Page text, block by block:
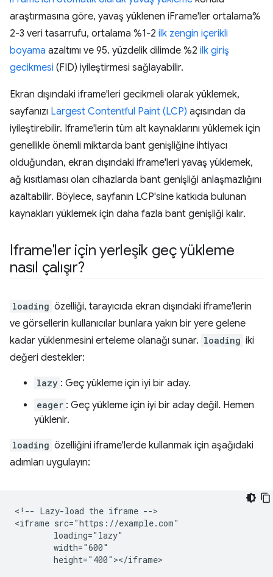
araştırmasına göre, yavaş yüklenen iFrame'ler ortalama%
2-3 veri tasarrufu, ortalama %1-2 ilk zengin içerikli
boyama azaltımı ve 95. yüzdelik dilimde %2 ilk giriş
gecikmesi (FID) iyileştirmesi sağlayabilir.
Ekran dışındaki iframe'leri gecikmeli olarak yüklemek,
sayfanızı Largest Contentful Paint (LCP) açısından da
iyileştirebilir. Iframe'lerin tüm alt kaynaklarını yüklemek için
genellikle önemli miktarda bant genişliğine ihtiyacı
olduğundan, ekran dışındaki iframe'leri yavaş yüklemek,
ağ kısıtlaması olan cihazlarda bant genişliği anlaşmazlığını
azaltabilir. Böylece, sayfanın LCP'sine katkıda bulunan
kaynakları yüklemek için daha fazla bant genişliği kalır.
Iframe'ler için yerleşik geç yükleme
nasıl çalışır?
loading özelliği, tarayıcıda ekran dışındaki iframe'lerin
ve görsellerin kullanıcılar bunlara yakın bir yere gelene
kadar yüklenmesini erteleme olanağı sunar. loading iki
değeri destekler:
lazy : Geç yükleme için iyi bir aday.
eager : Geç yükleme için iyi bir aday değil. Hemen
yüklenir.
loading özelliğini iframe'lerde kullanmak için aşağıdaki
adımları uygulayın:
<!-- Lazy-load the iframe -->
<iframe src="https://example.com"
        loading="lazy"
        width="600"
        height="400"></iframe>